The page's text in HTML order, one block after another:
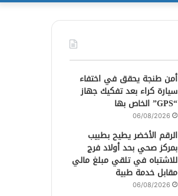
أمن طنجة يحقق في اختفاء
سيارة كراء بعد تفكيك جهاز
“GPS” الخاص بها
06/08/2026
الرقم الأخضر يطيح بطبيب
بمركز صحي بحد أولاد فرج
للاشتباه في تلقي مبلغ مالي
مقابل خدمة طبية
06/08/2026